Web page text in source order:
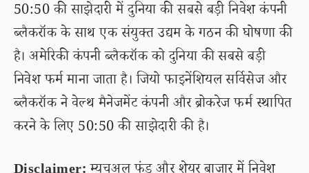
50:50 की साझेदारी में दुनिया की सबसे बड़ी निवेश कंपनी
ब्लैकरॉक के साथ एक संयुक्त उद्यम के गठन की घोषणा की
है। अमेरिकी कंपनी ब्लैकरॉक को दुनिया की सबसे बड़ी
निवेश फर्म माना जाता है। जियो फाइनेंशियल सर्विसेज और
ब्लैकरॉक ने वेल्थ मैनेजमेंट कंपनी और ब्रोकरेज फर्म स्थापित
करने के लिए 50:50 की साझेदारी की है।